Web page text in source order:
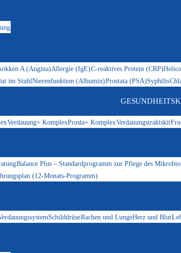
A (Angina)Allergie (IgE)C-reaktives Protein (CRP)
im StuhlNierenfunktion (Albumin)Prostata (PSA)Syphilis
Verdauung+ KomplexProsta+ KomplexVerdauungstraktskit
Balance Plus – Standardprogramm zur Pflege des
(12-Monats-Programm)
SchilddrüseRachen und LungeHerz und Blut